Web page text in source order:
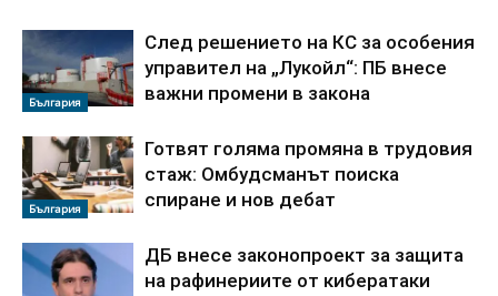
България
След решението на КС за особения
управител на „Лукойл“: ПБ внесе
важни промени в закона
България
Готвят голяма промяна в трудовия
стаж: Омбудсманът поиска
спиране и нов дебат
ДБ внесе законопроект за защита
на рафинериите от кибератаки